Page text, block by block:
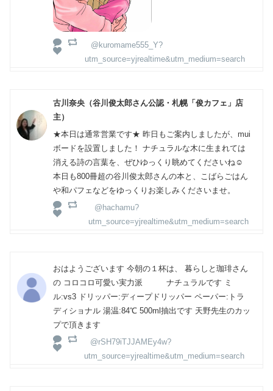
@kuromame555_Y?
utm_source=yjrealtime&utm_medium=search
古川奈央（谷川俊太郎さん公認・札幌「俊カフェ」店
主）
★本日は通常営業です★ 昨日もご案内しましたが、mui
ボードを設置しました！ ナチュラルな木に生まれては
消える詩の言葉を、ぜひゆっくり眺めてくださいね☺️
本日も800冊超の谷川俊太郎さんの本と、こばらごはん
や和パフェなどをゆっくりお楽しみくださいませ。
@hachamu?
utm_source=yjrealtime&utm_medium=search
おはようございます 今朝の１杯は、 暮らしと珈琲さん
の コロコロ可愛い実力派 ナチュラルです ミ
ル:vs3 ドリッパー:ディープドリッパー ペーパー:トラ
ディショナル 湯温:84℃ 500ml抽出です 天野先生のカッ
プで頂きます
@rSH79iTJJAMEy4w?
utm_source=yjrealtime&utm_medium=search